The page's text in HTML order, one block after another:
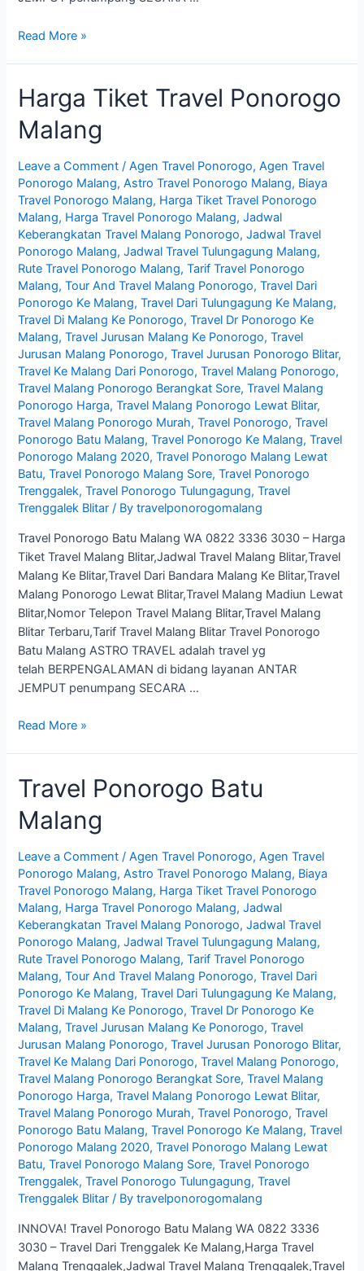
Tarif
Malang
Read More »
Harga Tiket Travel Ponorogo
Malang
Leave a Comment /Agen Travel Ponorogo,Agen Travel
Ponorogo Malang,Astro Travel Ponorogo Malang, Biaya
Travel Ponorogo Malang, Harga Tiket Travel Ponorogo
Malang, Harga Travel Ponorogo Malang,Jadwal
Keberangkatan Travel Malang Ponorogo,Jadwal Travel
Ponorogo Malang,Jadwal Travel Tulungagung Malang,
Rute Travel Ponorogo Malang,Tarif Travel Ponorogo
Malang,Tour And Travel Malang Ponorogo,Travel Dari
Ponorogo Ke Malang,Travel Dari Tulungagung Ke Malang,
Travel Di Malang Ke Ponorogo,Travel Dr Ponorogo Ke
Malang,Travel Jurusan Malang Ke Ponorogo,Travel
Jurusan Malang Ponorogo,Travel Jurusan Ponorogo Blitar,
Travel Ke Malang Dari Ponorogo,Travel Malang Ponorogo,
Travel Malang Ponorogo Berangkat Sore,Travel Malang
Ponorogo Harga,Travel Malang Ponorogo Lewat Blitar,
Travel Malang Ponorogo Murah,Travel Ponorogo,Travel
Ponorogo Batu Malang,Travel Ponorogo Ke Malang,Travel
Ponorogo Malang 2020,Travel Ponorogo Malang Lewat
Batu,Travel Ponorogo Malang Sore,Travel Ponorogo
Trenggalek,Travel Ponorogo Tulungagung,Travel
Trenggalek Blitar / Bytravelponorogomalang
Travel Ponorogo Batu Malang WA 0822 3336 3030 – Harga
Tiket Travel Malang Blitar,Jadwal Travel Malang Blitar,Travel
Malang Ke Blitar,Travel Dari Bandara Malang Ke Blitar,Travel
Malang Ponorogo Lewat Blitar,Travel Malang Madiun Lewat
Blitar,Nomor Telepon Travel Malang Blitar,Travel Malang
Blitar Terbaru,Tarif Travel Malang Blitar Travel Ponorogo
Batu Malang ASTRO TRAVEL adalah travel yg
telah BERPENGALAMAN di bidang layanan ANTAR
JEMPUT penumpang SECARA …
Harga
Ponorogo
Malang
Read More »
Travel Ponorogo Batu
Malang
Leave a Comment /Agen Travel Ponorogo,Agen Travel
Ponorogo Malang,Astro Travel Ponorogo Malang, Biaya
Travel Ponorogo Malang, Harga Tiket Travel Ponorogo
Malang, Harga Travel Ponorogo Malang,Jadwal
Keberangkatan Travel Malang Ponorogo,Jadwal Travel
Ponorogo Malang,Jadwal Travel Tulungagung Malang,
Rute Travel Ponorogo Malang,Tarif Travel Ponorogo
Malang,Tour And Travel Malang Ponorogo,Travel Dari
Ponorogo Ke Malang,Travel Dari Tulungagung Ke Malang,
Travel Di Malang Ke Ponorogo,Travel Dr Ponorogo Ke
Malang,Travel Jurusan Malang Ke Ponorogo,Travel
Jurusan Malang Ponorogo,Travel Jurusan Ponorogo Blitar,
Travel Ke Malang Dari Ponorogo,Travel Malang Ponorogo,
Travel Malang Ponorogo Berangkat Sore,Travel Malang
Ponorogo Harga,Travel Malang Ponorogo Lewat Blitar,
Travel Malang Ponorogo Murah,Travel Ponorogo,Travel
Ponorogo Batu Malang,Travel Ponorogo Ke Malang,Travel
Ponorogo Malang 2020,Travel Ponorogo Malang Lewat
Batu,Travel Ponorogo Malang Sore,Travel Ponorogo
Trenggalek,Travel Ponorogo Tulungagung,Travel
Trenggalek Blitar / Bytravelponorogomalang
INNOVA! Travel Ponorogo Batu Malang WA 0822 3336
3030 – Travel Dari Trenggalek Ke Malang,Harga Travel
Malang Trenggalek,Jadwal Travel Malang Trenggalek,Travel